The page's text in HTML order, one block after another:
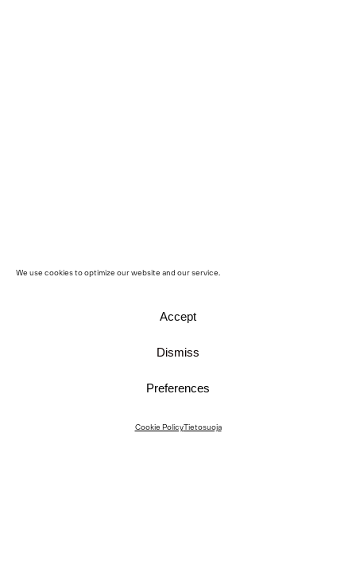
We use cookies to optimize our website and our service.
Accept
Dismiss
Preferences
Cookie PolicyTietosuoja